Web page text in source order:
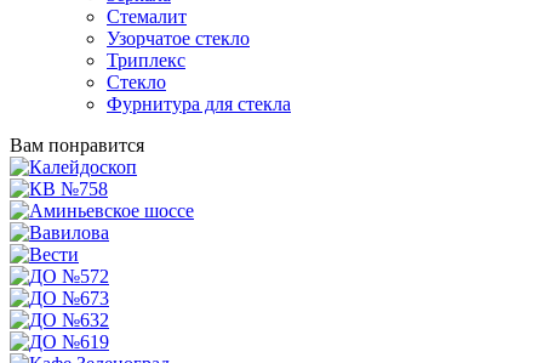
Стемалит
Узорчатое стекло
Триплекс
Стекло
Фурнитура для стекла
Вам понравится